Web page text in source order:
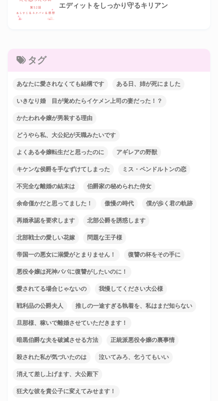
エディットをしっかり守るキリアン
タグ
あなたに愛されなくても結構です ある日、姉が死にました
いきなり婚 目が覚めたらイケメン上司の妻だった！？
かたわれ令嬢が男装する理由
どうやら私、大公妃が天職みたいです
よくある令嬢転生だと思ったのに アギレアの野獣
キケンな侯爵を手なずけてしまった ミス・ペンドルトンの恋
不完全な離婚の結末は 伯爵家の秘められた侍女
余命僅かだと思ってました！ 傲慢の時代 僕が歩く君の軌跡
再婚承認を要求します 北部公爵を誘惑します
北部戦士の愛しい花嫁 問題な王子様
帝国一の悪女に溺愛がとまりません！ 復讐の杯をその手に
悪役令嬢は死神パパに復讐がしたいのに！
愛されてる場合じゃないの 我慢してください大公様
戦利品の公爵夫人 推しの一途すぎる執着を、私はまだ知らない
旦那様、稼いで離婚させていただきます！
暗黒伯爵な夫を破滅させる方法 正統派悪役令嬢の裏事情
殺された私が気づいたのは 泣いてみろ、乞うてもいい
消えて差し上げます、大公殿下
狂犬な彼を貴公子に変えてみせます！